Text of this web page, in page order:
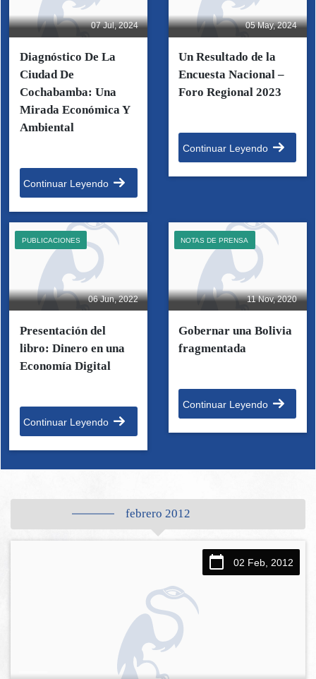
07 Jul, 2024
Diagnóstico De La
Ciudad De
Cochabamba: Una
Mirada Económica Y
Ambiental
Continuar Leyendo
05 May, 2024
Un Resultado de la
Encuesta Nacional –
Foro Regional 2023
Continuar Leyendo
06 Jun, 2022
PUBLICACIONES
Presentación del
libro: Dinero en una
Economía Digital
Continuar Leyendo
11 Nov, 2020
NOTAS DE PRENSA
Gobernar una Bolivia
fragmentada
Continuar Leyendo
febrero 2012
02 Feb, 2012